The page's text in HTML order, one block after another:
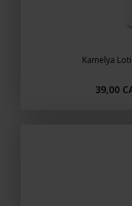
Kamelya
39,00